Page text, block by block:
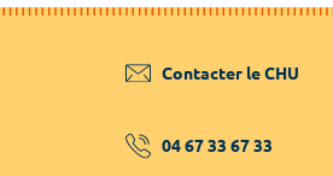
Contacter le CHU
04 67 33 67 33